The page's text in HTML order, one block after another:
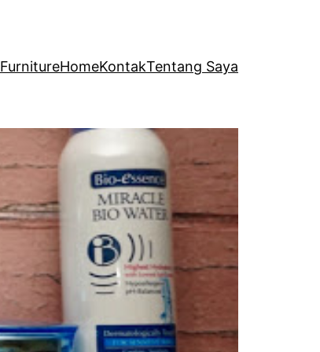
FurnitureHomeKontakTentang Saya